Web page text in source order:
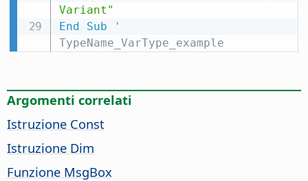
Variant"
End
Sub
'
TypeName_VarType_example
Argomenti correlati
Istruzione Const
Istruzione Dim
Funzione MsgBox